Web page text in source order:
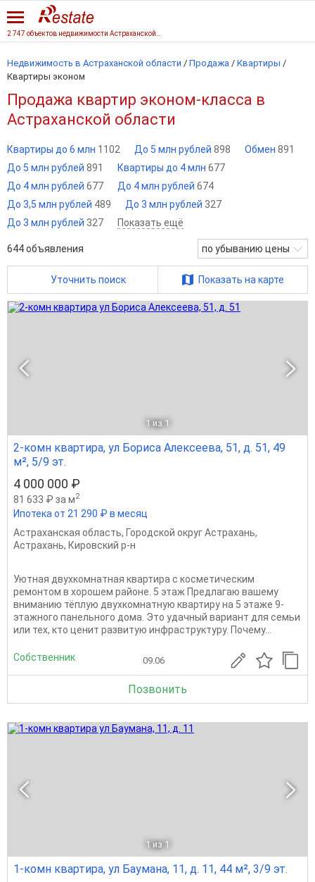
Недвижимость в Астраханской области / Продажа / Квартиры /
Квартиры эконом
Продажа квартир эконом-класса в
Астраханской области
Квартиры до 6 млн 1102 До 5 млн рублей 898 Обмен 891
До 5 млн рублей 891 Квартиры до 4 млн 677
До 4 млн рублей 677 До 4 млн рублей 674
До 3,5 млн рублей 489 До 3 млн рублей 327
До 3 млн рублей 327 Показать ещё
644объявления по убыванию цены
Уточнить поиск Показать на карте
1 из 1
2-комн квартира, ул Бориса Алексеева, 51, д. 51, 49
м², 5/9 эт.
4 000 000 ₽
81 633 ₽ за м2
Ипотека от 21 290 ₽ в месяц
Астраханская область, Городской округ Астрахань,
Астрахань, Кировский р-н
Уютная двухкомнатная квартира с косметическим
ремонтом в хорошем районе. 5 этаж Предлагаю вашему
вниманию тёплую двухкомнатную квартиру на 5 этаже 9-
этажного панельного дома. Это удачный вариант для семьи
или тех, кто ценит развитую инфраструктуру. Почему...
Собственник 09.06
Позвонить
1 из 1
1-комн квартира, ул Баумана, 11, д. 11, 44 м², 3/9 эт.